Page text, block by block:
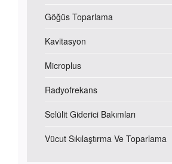
Göğüs Toparlama
Kavitasyon
Microplus
Radyofrekans
Selülit Giderici Bakımları
Vücut Sıkılaştırma Ve Toparlama